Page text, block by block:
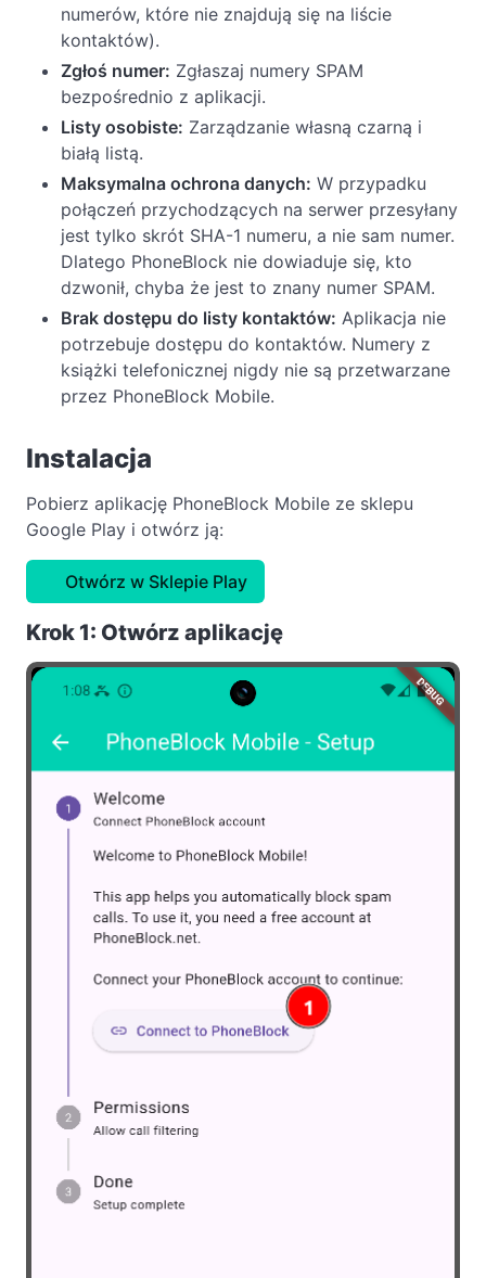
numerów, które nie znajdują się na liście
kontaktów).
Zgłoś numer: Zgłaszaj numery SPAM
bezpośrednio z aplikacji.
Listy osobiste: Zarządzanie własną czarną i
białą listą.
Maksymalna ochrona danych: W przypadku
połączeń przychodzących na serwer przesyłany
jest tylko skrót SHA-1 numeru, a nie sam numer.
Dlatego PhoneBlock nie dowiaduje się, kto
dzwonił, chyba że jest to znany numer SPAM.
Brak dostępu do listy kontaktów: Aplikacja nie
potrzebuje dostępu do kontaktów. Numery z
książki telefonicznej nigdy nie są przetwarzane
przez PhoneBlock Mobile.
Instalacja
Pobierz aplikację PhoneBlock Mobile ze sklepu
Google Play i otwórz ją:
Otwórz w Sklepie Play
Krok 1: Otwórz aplikację